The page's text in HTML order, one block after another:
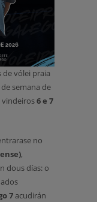
de vólei praia
semana de
6 e 7
no
,
dous días: o
7acudirán